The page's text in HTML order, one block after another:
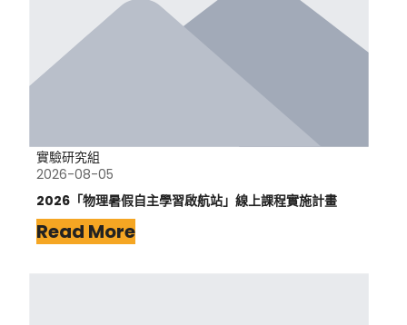
實驗研究組
2026-08-05
2026「物理暑假自主學習啟航站」線上課程實施計畫
Read More